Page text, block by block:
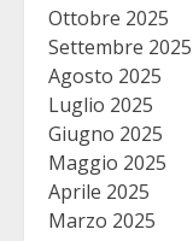
Ottobre 2025
Settembre 2025
Agosto 2025
Luglio 2025
Giugno 2025
Maggio 2025
Aprile 2025
Marzo 2025